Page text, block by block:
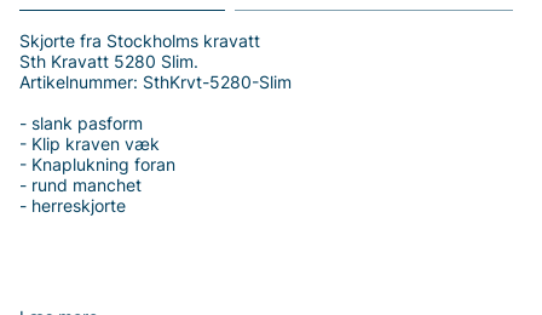
Skjorte fra Stockholms kravatt
Sth Kravatt 5280 Slim.
Artikelnummer: SthKrvt-5280-Slim
- slank pasform
- Klip kraven væk
- Knaplukning foran
- rund manchet
- herreskjorte
Tak fordi du handler i vores webshop. Besøg også vores butik i